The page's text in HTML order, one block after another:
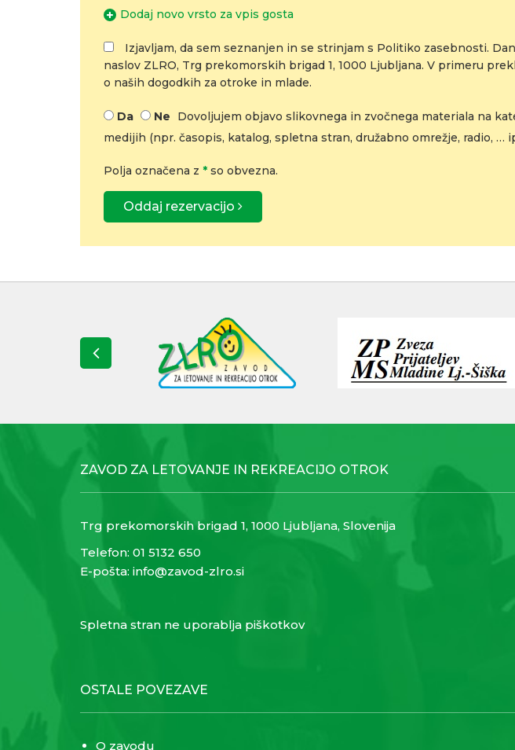
Dodaj novo vrsto za vpis gosta
Izjavljam, da sem seznanjen in se strinjam s Politiko zasebnosti.
naslov ZLRO, Trg prekomorskih brigad 1, 1000 Ljubljana. V primeru
o naših dogodkih za otroke in mlade.
Da Ne
Dovoljujem objavo slikovnega in zvočnega materiala na
medijih (npr. časopis, katalog, spletna stran, družabno omrežje, radio, …
Polja označena z * so obvezna.
Oddaj rezervacijo
ZAVOD ZA LETOVANJE IN REKREACIJO OTROK
Trg prekomorskih brigad 1, 1000 Ljubljana, Slovenija
Telefon: 01 5132 650
E-pošta: info@zavod-zlro.si
Spletna stran ne uporablja piškotkov
OSTALE POVEZAVE
O zavodu